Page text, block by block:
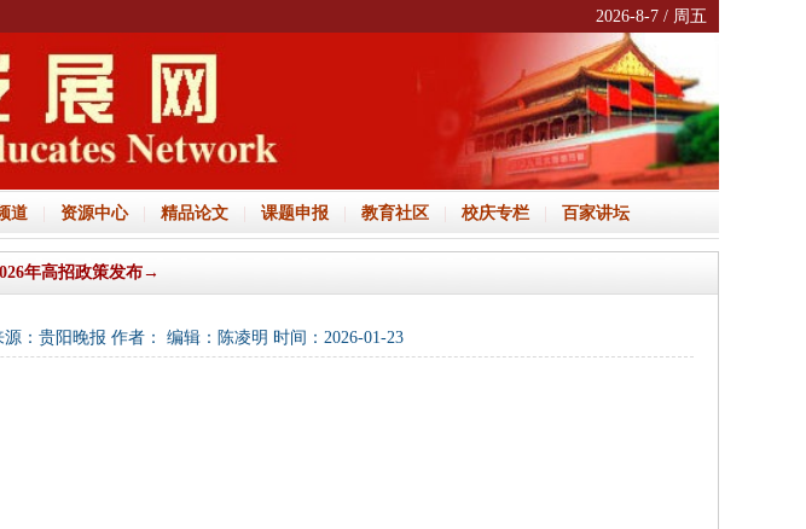
2026-8-7 / 周五
道 资源中心 精品论文 课题申报 教育社区 校庆专栏 百家讲坛
年高招政策发布→
源：贵阳晚报 作者： 编辑：陈凌明 时间：2026-01-23